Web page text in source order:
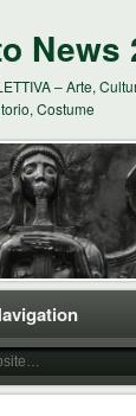
News
– Arte,
Costume